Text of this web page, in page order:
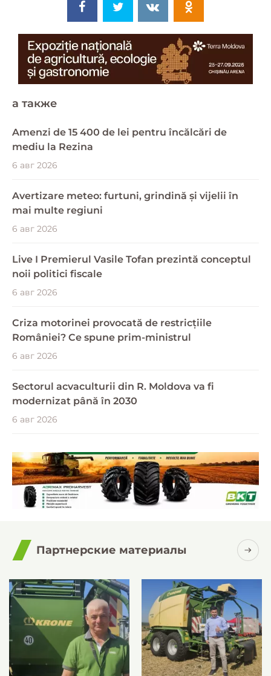
a также
Amenzi de 15 400 de lei pentru încălcări de
mediu la Rezina
6 авг 2026
Avertizare meteo: furtuni, grindină și vijelii în
mai multe regiuni
6 авг 2026
Live I Premierul Vasile Tofan prezintă conceptul
noii politici fiscale
6 авг 2026
Criza motorinei provocată de restricțiile
României? Ce spune prim-ministrul
6 авг 2026
Sectorul acvaculturii din R. Moldova va fi
modernizat până în 2030
6 авг 2026
Партнерские материалы